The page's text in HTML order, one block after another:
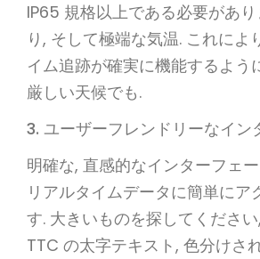
IP65 規格以上である必要があり
り, そして極端な気温. これによ
イム追跡が確実に機能するよう
厳しい天候でも.
3. ユーザーフレンドリーなイン
明確な, 直感的なインターフェー
リアルタイムデータに簡単にア
す. 大きいものを探してくださ
TTC の太字テキスト, 色分けさ